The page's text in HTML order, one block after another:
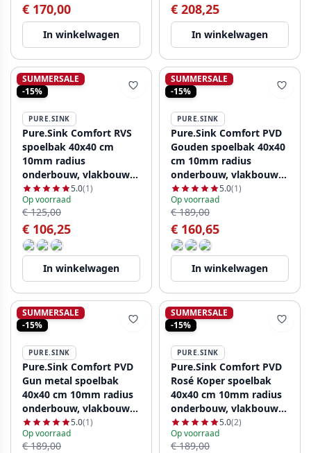
€ 170,00
In winkelwagen
€ 208,25
In winkelwagen
SUMMERSALE
-15%
PURE.SINK
Pure.Sink Comfort RVS
spoelbak 40x40 cm
10mm radius
onderbouw, vlakbouw
en opbouw PCM4040-02
5.0(1)
Op voorraad
€ 125,00
€ 106,25
In winkelwagen
SUMMERSALE
-15%
PURE.SINK
Pure.Sink Comfort PVD
Gouden spoelbak 40x40
cm 10mm radius
onderbouw, vlakbouw
en opbouw PCM4040-60
5.0(1)
Op voorraad
€ 189,00
€ 160,65
In winkelwagen
SUMMERSALE
-15%
PURE.SINK
Pure.Sink Comfort PVD
Gun metal spoelbak
40x40 cm 10mm radius
onderbouw, vlakbouw
en opbouw PCM4040-61
5.0(1)
Op voorraad
€ 189,00
SUMMERSALE
-15%
PURE.SINK
Pure.Sink Comfort PVD
Rosé Koper spoelbak
40x40 cm 10mm radius
onderbouw, vlakbouw
en opbouw PCM4040-62
5.0(2)
Op voorraad
€ 189,00